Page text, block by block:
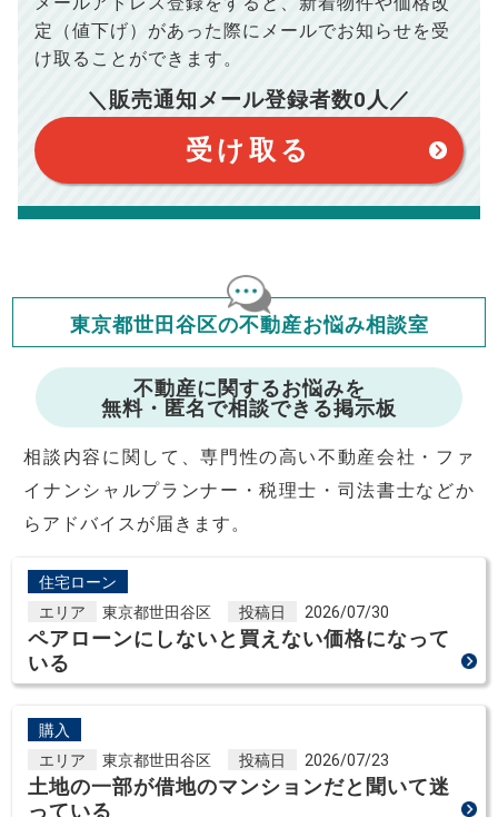
総支払額 100,050 円
このシミュレーターは元利均等返済方式で試算しています。
このシミュレーターは、四捨五入にて計算しております。
このシミュレーターはお借り入れの全期間で金利が変わらない設
このシミュレーターでの結果は、お借り入れを保証するものでは
ありません。
このシミュレーターをご利用された方の、いかなる損害について
ますが、お借り入れの際に各金融機関にご相談ください。
会員マイページでは
修繕費・管理費の計算もできます
※シミュレーター結果はあくまでも概算であり、手残り金額を
保証するものではございません。
※上記売却費用には、住所変更登記の費用、引っ越し費用、住
宅ローンの一括繰上返済の手数料等は含まれておりませんの
で予めご了承ください。
おります。（物件価格×3%＋6万円＋消費税）
定（値下げ）があった際に メールでお知らせを受
け取ることができます。
＼販売通知メール登録者数0 人／
受け取る
東京都世田谷区の不動産お悩み相談室
不動産に関するお悩みを
無料・匿名で相談できる掲示板
相談内容に関して、専門性の高い不動産会社・ファ
イナンシャルプランナー・税理士・司法書士などか
らアドバイスが届きます。
住宅ローン
エリア
東京都世田谷区 投稿日 2026/07/30
ペアローンにしないと買えない価格になって
いる
購入
エリア
東京都世田谷区 投稿日 2026/07/23
土地の一部が借地のマンションだと聞いて迷
っている